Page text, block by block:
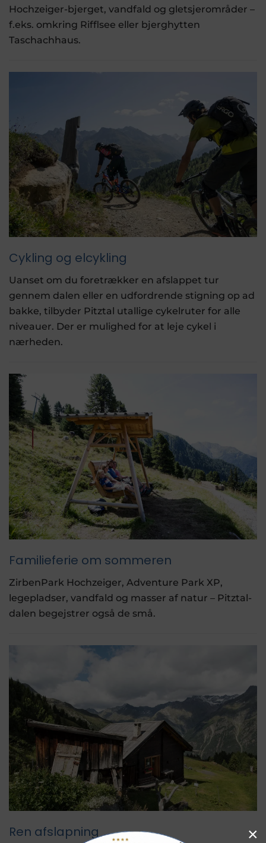
Hochzeiger-bjerget, vandfald og gletsjerområder –
f.eks. omkring Rifflsee eller bjerghytten
Taschachhaus.
Cykling og elcykling
Uanset om du foretrækker en afslappet tur
gennem dalen eller en udfordrende stigning op ad
bakke, tilbyder Pitztal utallige cykelruter for alle
niveauer. Der er mulighed for at leje cykel i
nærheden.
Familieferie om sommeren
ZirbenPark Hochzeiger, Adventure Park XP,
legepladser, vandfald og masser af natur – Pitztal-
dalen begejstrer også de små.
Ren afslapning ×